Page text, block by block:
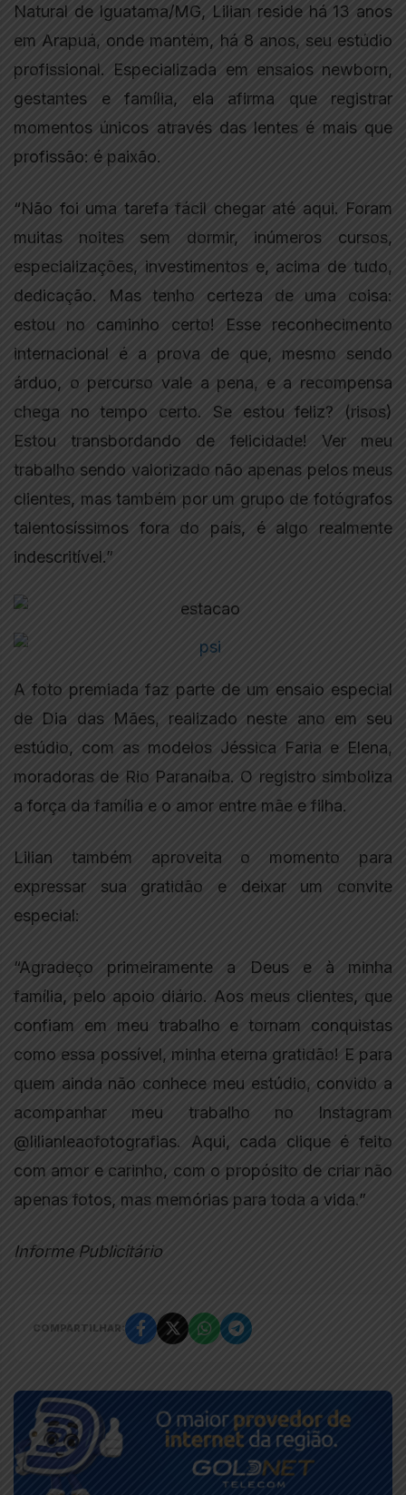
Natural de Iguatama/MG, Lilian reside há 13 anos
em Arapuá, onde mantém, há 8 anos, seu estúdio
profissional. Especializada em ensaios newborn,
gestantes e família, ela afirma que registrar
momentos únicos através das lentes é mais que
profissão: é paixão.
“Não foi uma tarefa fácil chegar até aqui. Foram
muitas noites sem dormir, inúmeros cursos,
especializações, investimentos e, acima de tudo,
dedicação. Mas tenho certeza de uma coisa:
estou no caminho certo! Esse reconhecimento
internacional é a prova de que, mesmo sendo
árduo, o percurso vale a pena, e a recompensa
chega no tempo certo. Se estou feliz? (risos)
Estou transbordando de felicidade! Ver meu
trabalho sendo valorizado não apenas pelos meus
clientes, mas também por um grupo de fotógrafos
talentosíssimos fora do país, é algo realmente
indescritível.”
A foto premiada faz parte de um ensaio especial
de Dia das Mães, realizado neste ano em seu
estúdio, com as modelos Jéssica Faria e Elena,
moradoras de Rio Paranaíba. O registro simboliza
a força da família e o amor entre mãe e filha.
Lilian também aproveita o momento para
expressar sua gratidão e deixar um convite
especial:
“Agradeço primeiramente a Deus e à minha
família, pelo apoio diário. Aos meus clientes, que
confiam em meu trabalho e tornam conquistas
como essa possível, minha eterna gratidão! E para
quem ainda não conhece meu estúdio, convido a
acompanhar meu trabalho no Instagram
@lilianleaofotografias. Aqui, cada clique é feito
com amor e carinho, com o propósito de criar não
apenas fotos, mas memórias para toda a vida.”
Informe Publicitário
COMPARTILHAR: